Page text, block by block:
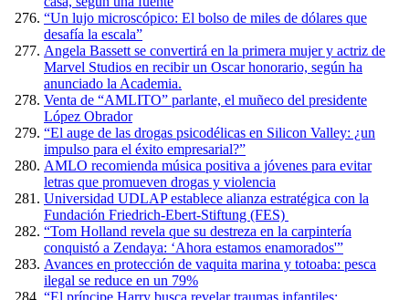
“Un lujo microscópico: El bolso de miles de dólares que
desafía la escala”
Angela Bassett se convertirá en la primera mujer y actriz de
Marvel Studios en recibir un Oscar honorario, según ha
anunciado la Academia.
Venta de “AMLITO” parlante, el muñeco del presidente
López Obrador
“El auge de las drogas psicodélicas en Silicon Valley: ¿un
impulso para el éxito empresarial?”
AMLO recomienda música positiva a jóvenes para evitar
letras que promueven drogas y violencia
Universidad UDLAP establece alianza estratégica con la
Fundación Friedrich-Ebert-Stiftung (FES)
“Tom Holland revela que su destreza en la carpintería
conquistó a Zendaya: ‘Ahora estamos enamorados'”
Avances en protección de vaquita marina y totoaba: pesca
ilegal se reduce en un 79%
“El príncipe Harry busca revelar traumas infantiles: